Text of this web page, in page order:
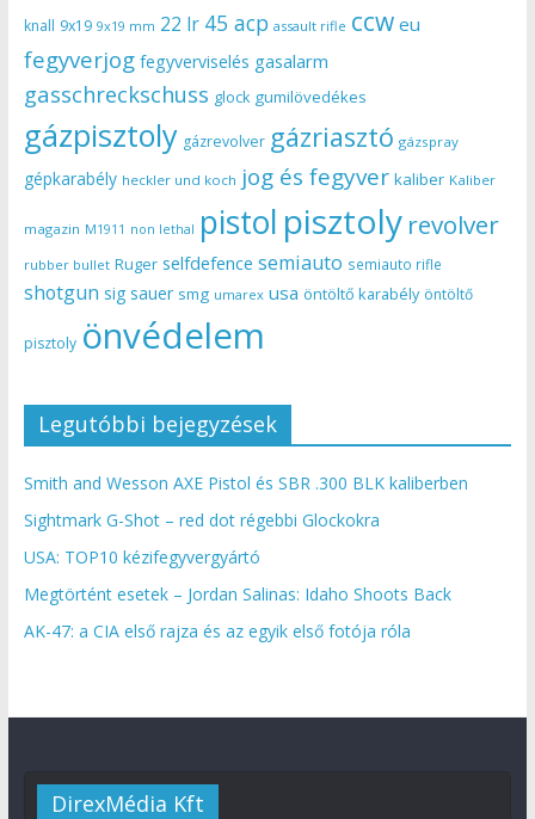
knall 9x19 9x19 mm 22 lr 45 acp assault rifle ccw eu
fegyverjog fegyverviselés gasalarm
gasschreckschuss glock gumilövedékes
gázpisztoly gázrevolver gázriasztó gázspray
gépkarabély heckler und koch jog és fegyver kaliber Kaliber
magazin M1911 non lethal pistol pisztoly revolver
rubber bullet Ruger selfdefence semiauto semiauto rifle
shotgun sig sauer smg umarex usa öntöltő karabély öntöltő
pisztoly önvédelem
Legutóbbi bejegyzések
Smith and Wesson AXE Pistol és SBR .300 BLK kaliberben
Sightmark G-Shot – red dot régebbi Glockokra
USA: TOP10 kézifegyvergyártó
Megtörtént esetek – Jordan Salinas: Idaho Shoots Back
AK-47: a CIA első rajza és az egyik első fotója róla
DirexMédia Kft